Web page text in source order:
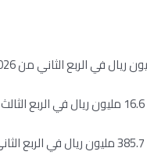
“سينومي سنترز” تربح 385.7 مليون ريال في